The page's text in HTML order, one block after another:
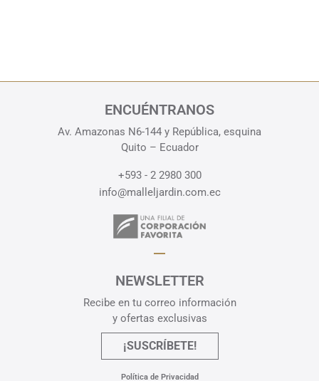
ENCUÉNTRANOS
Av. Amazonas N6-144 y República, esquina
Quito – Ecuador
+593 - 2 2980 300
info@malleljardin.com.ec
NEWSLETTER
Recibe en tu correo información
y ofertas exclusivas
¡SUSCRÍBETE!
Política de Privacidad